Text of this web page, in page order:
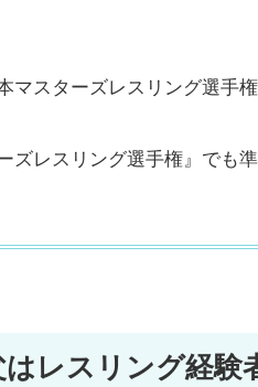
マスターズレスリング選手
ズレスリング選手権』でも
はレスリング経験